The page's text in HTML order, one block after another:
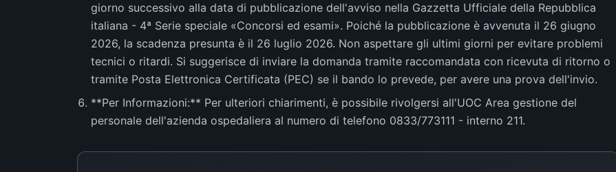
giorno successivo alla data di pubblicazione dell'avviso nella Gazzetta Ufficiale della Repubblica
italiana - 4ª Serie speciale «Concorsi ed esami». Poiché la pubblicazione è avvenuta il 26 giugno
2026, la scadenza presunta è il 26 luglio 2026. Non aspettare gli ultimi giorni per evitare problemi
tecnici o ritardi. Si suggerisce di inviare la domanda tramite raccomandata con ricevuta di ritorno o
tramite Posta Elettronica Certificata (PEC) se il bando lo prevede, per avere una prova dell'invio.
**Per Informazioni:** Per ulteriori chiarimenti, è possibile rivolgersi all'UOC Area gestione del
personale dell'azienda ospedaliera al numero di telefono 0833/773111 - interno 211.